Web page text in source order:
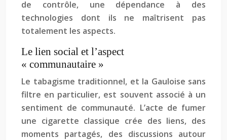
de contrôle, une dépendance à des
technologies dont ils ne maîtrisent pas
totalement les aspects.
Le lien social et l’aspect
« communautaire »
Le tabagisme traditionnel, et la Gauloise sans
filtre en particulier, est souvent associé à un
sentiment de communauté. L’acte de fumer
une cigarette classique crée des liens, des
moments partagés, des discussions autour